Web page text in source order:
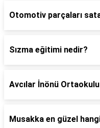
Otomotiv parçaları
Sızma eğitimi nedir?
Avcılar İnönü Ortaokulu
Musakka en güzel